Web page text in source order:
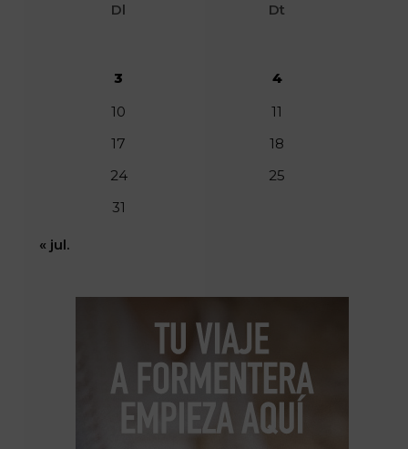
Dl Dt
3
4
10
11
17
18
24
25
31
« jul.